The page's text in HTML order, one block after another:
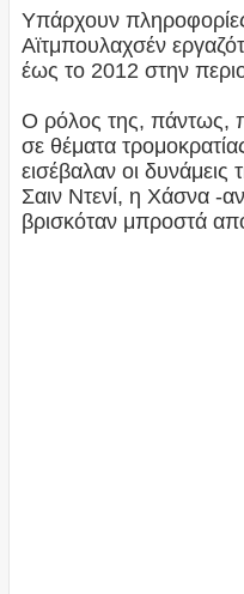
Υπάρχουν
Αϊτμπουλαχσέν
έως το 2012 στην
Ο ρόλος της, πάντως,
σε θέματα
εισέβαλαν οι δυνάμεις
Σαιν Ντενί, η Χάσνα -
βρισκόταν μπροστά